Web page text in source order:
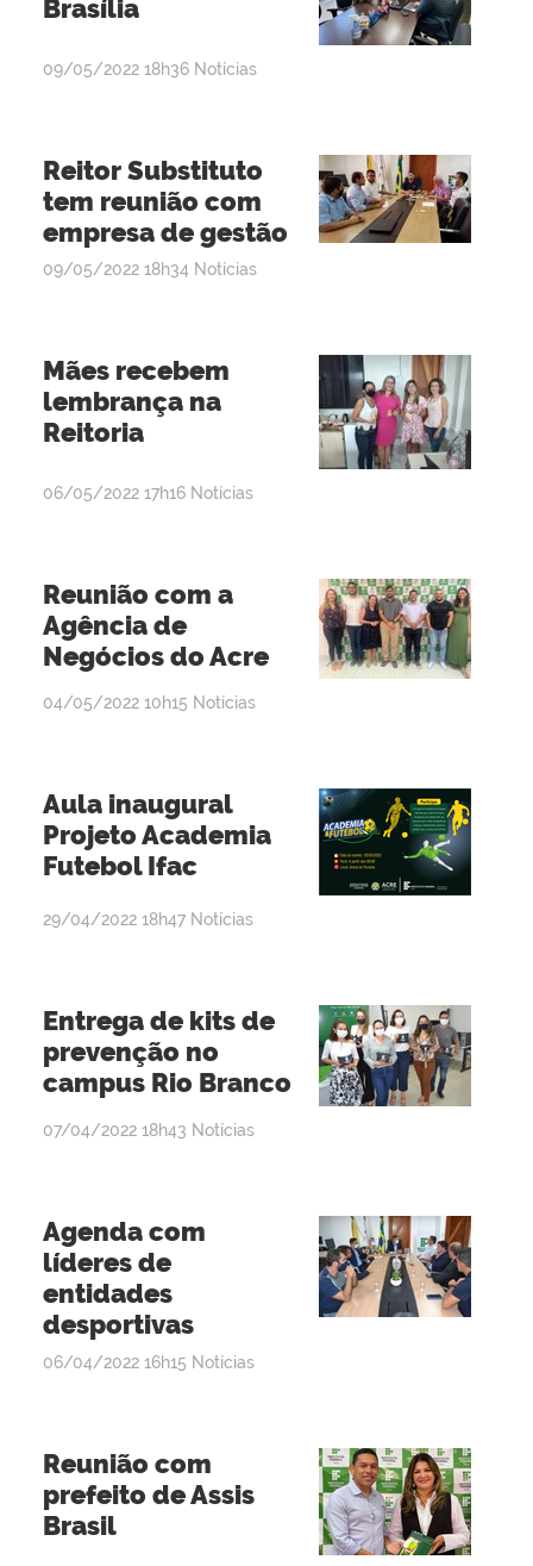
Brasília
por
publicado
09/05/2022 18h36 Notícias
Reitor Substituto
tem reunião com
empresa de gestão
por
publicado
09/05/2022 18h34 Notícias
Mães recebem
lembrança na
Reitoria
por
publicado
06/05/2022 17h16 Notícias
Reunião com a
Agência de
Negócios do Acre
por
publicado
04/05/2022 10h15 Notícias
Aula inaugural
Projeto Academia
Futebol Ifac
por
publicado
29/04/2022 18h47 Notícias
Entrega de kits de
prevenção no
campus Rio Branco
por
publicado
07/04/2022 18h43 Notícias
Agenda com
líderes de
entidades
desportivas
por
publicado
06/04/2022 16h15 Notícias
Reunião com
prefeito de Assis
Brasil